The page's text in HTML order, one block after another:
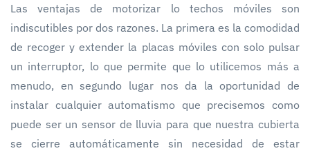
Las ventajas de motorizar lo techos móviles son
indiscutibles por dos razones. La primera es la comodidad
de recoger y extender la placas móviles con solo pulsar
un interruptor, lo que permite que lo utilicemos más a
menudo, en segundo lugar nos da la oportunidad de
instalar cualquier automatismo que precisemos como
puede ser un sensor de lluvia para que nuestra cubierta
se cierre automáticamente sin necesidad de estar